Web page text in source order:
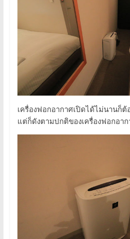
เครื่องฟอกอากาศเปิดได้ไม่นานก็ต้
แต่ก็ดังตามปกติของเครื่องฟอกอา